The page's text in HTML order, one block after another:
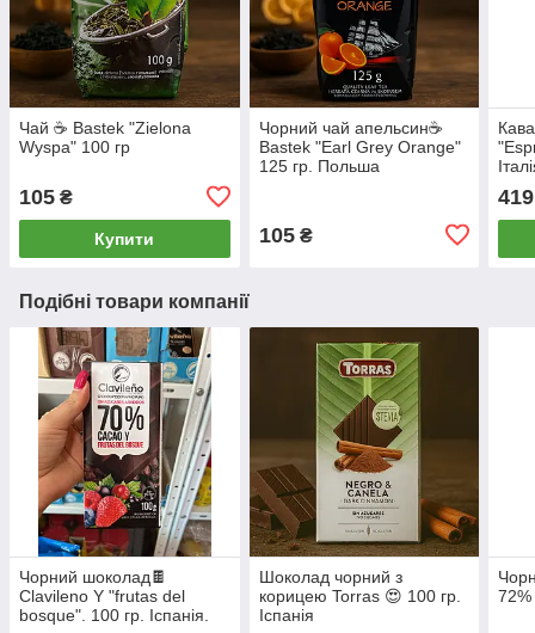
Чай ☕️ Bastek "Zielona
Wyspa" 100 гр
105 ₴
Купити
Чорний чай апельсин☕️
Bastek "Earl Grey Orange"
125 гр. Польша
105₴
419
Подібні товари компанії
Чорний шоколад🍫
Clavileno Y "frutas del
bosque". 100 гр. Іспанія.
Шоколад чорний з
корицею Torras 😍 100 гр.
Іспанія
72%